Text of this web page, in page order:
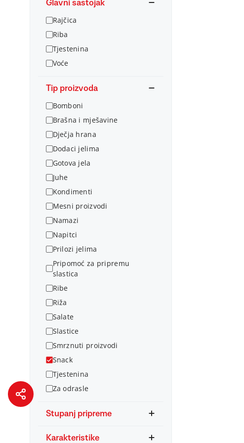
Glavni sastojak
Rajčica
Riba
Tjestenina
Voće
Tip proizvoda
Bomboni
Brašna i mješavine
Dječja hrana
Dodaci jelima
Gotova jela
Juhe
Kondimenti
Mesni proizvodi
Namazi
Napitci
Prilozi jelima
Pripomoć za pripremu
slastica
Ribe
Riža
Salate
Slastice
Smrznuti proizvodi
Snack
Tjestenina
Za odrasle
Stupanj pripreme
Karakteristike